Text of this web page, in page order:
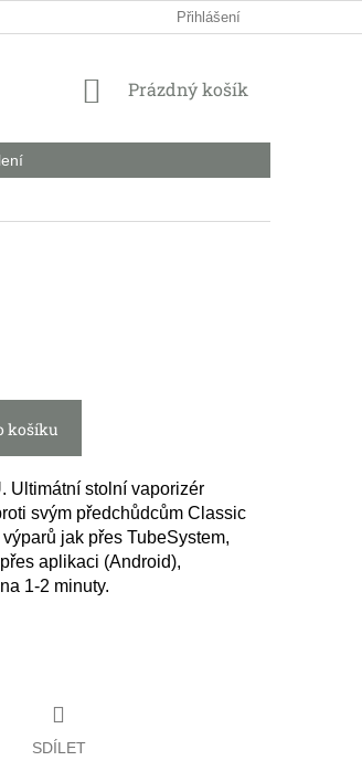
PODMÍNKY OCHRANY OSOBNÍCH ÚDAJŮ
Přihlášení
NÁKUPNÍ
Prázdný košík
košíku
Ultimátní stolní vaporizér
svým předchůdcům Classic
jak přes TubeSystem,
aplikaci (Android),
1-2 minuty.
SDÍLET